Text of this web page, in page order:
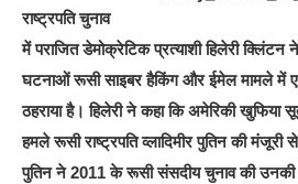
राष्ट्रपति चुनाव
में पराजित डेमोक्रेटिक प्रत्याशी हिलेरी क्लिंटन
घटनाओं रूसी साइबर हैकिंग और ईमेल मामले में
ठहराया है। हिलेरी ने कहा कि अमेरिकी खुफिया
हमले रूसी राष्ट्रपति व्लादिमीर पुतिन की
पुतिन ने 2011 के रूसी संसदीय चुनाव की उनकी